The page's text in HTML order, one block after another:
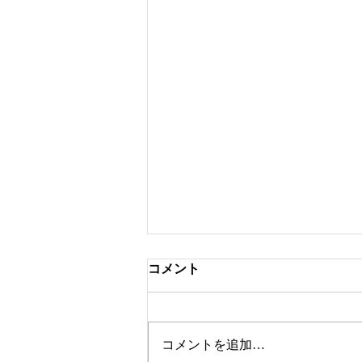
ツートンカラー
コメント
コメントを追加…